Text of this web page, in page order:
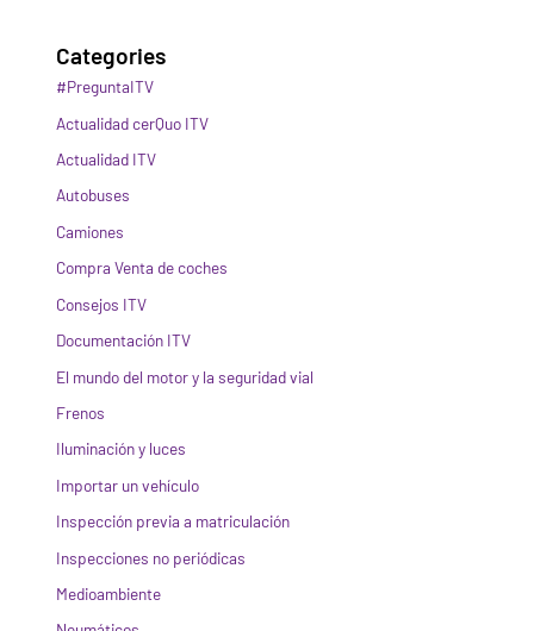
Categories
#PreguntaITV
Actualidad cerQuo ITV
Actualidad ITV
Autobuses
Camiones
Compra Venta de coches
Consejos ITV
Documentación ITV
El mundo del motor y la seguridad vial
Frenos
Iluminación y luces
Importar un vehículo
Inspección previa a matriculación
Inspecciones no periódicas
Medioambiente